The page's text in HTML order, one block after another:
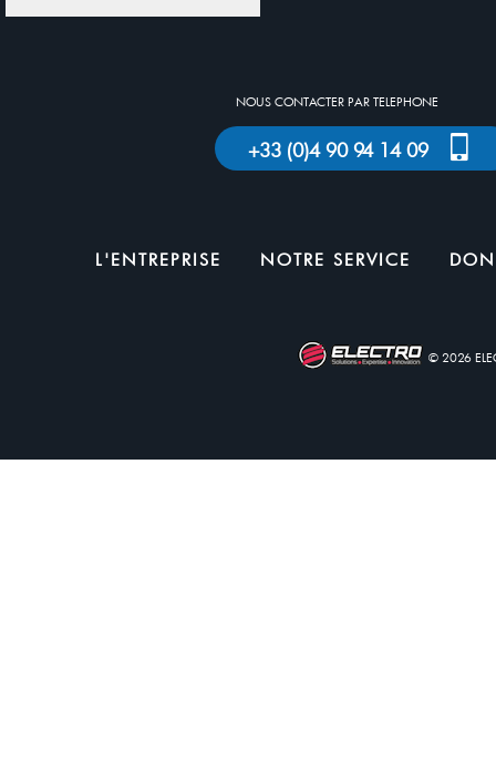
NOUS CONTACTER PAR TELEPHONE
+33 (0)4 90 94 14 09
L'ENTREPRISE NOTRE SERVICE
© 2026